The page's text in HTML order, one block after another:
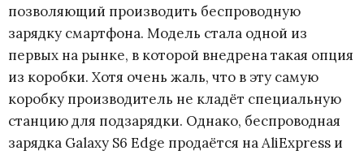
позволяющий производить беспроводную
зарядку смартфона. Модель стала одной из
первых на рынке, в которой внедрена такая опция
из коробки. Хотя очень жаль, что в эту самую
коробку производитель не кладёт специальную
станцию для подзарядки. Однако, беспроводная
зарядка Galaxy S6 Edge продаётся на AliExpress и